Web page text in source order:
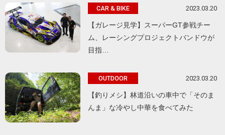
CAR & BIKE 2023.03.20
【ガレージ見学】スーパーGT参戦チー
ム、レーシングプロジェクトバンドウが
目指…
OUTDOOR 2023.03.20
【釣りメシ】林道沿いの車中で「そのま
んま」な冷やし中華を食べてみた